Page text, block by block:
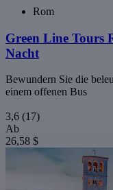
Rom
Green Line Tours
Nacht
Bewundern Sie die
einem offenen Bus
3,6 (17)
Ab
26,58 $